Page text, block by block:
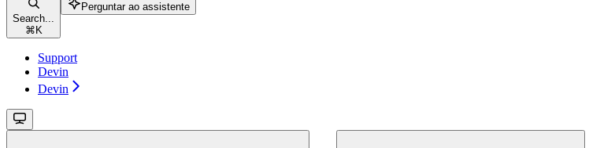
Search...
⌘ K
Perguntar ao assistente
Support
Devin
Devin